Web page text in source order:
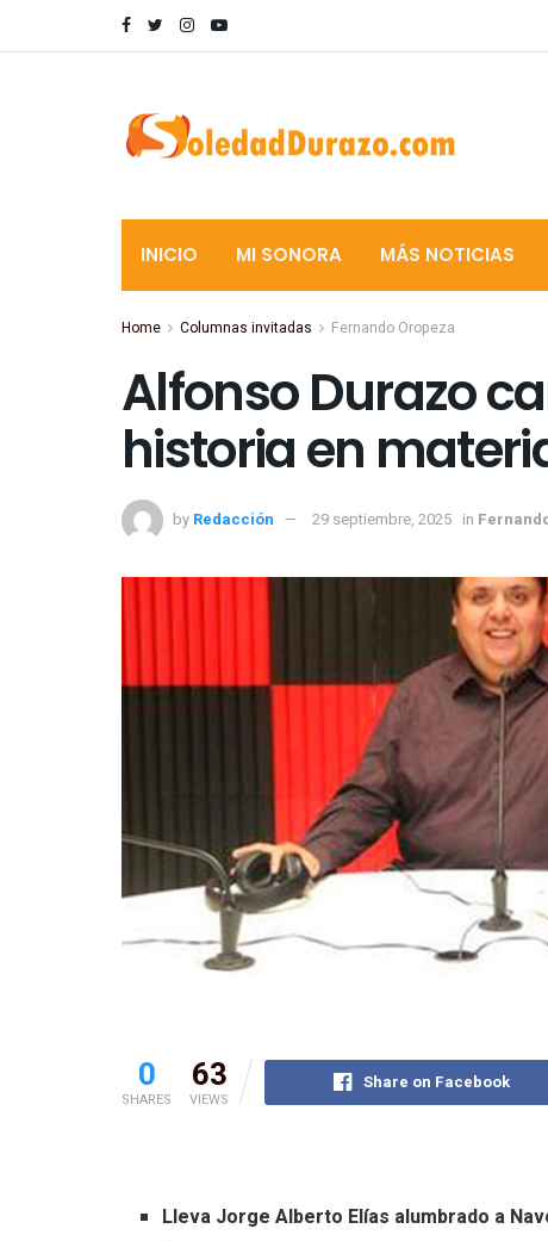
INICIO MI SONORA MÁS NOTICIAS
Home Columnas invitadas Fernando Oropeza
Alfonso Durazo
historia en
by Redacción 29 septiembre, 2025 in
0
SHARES
63
VIEWS
Share on Facebook
Lleva Jorge Alberto Elías alumbrado a